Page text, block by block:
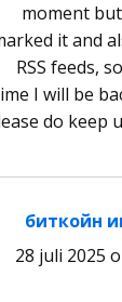
moment
it and
RSS feeds,
I will be
do keep
биткойн
28 juli 2025